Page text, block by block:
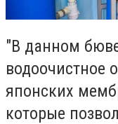
"В данном
водоочистное
японских
которые